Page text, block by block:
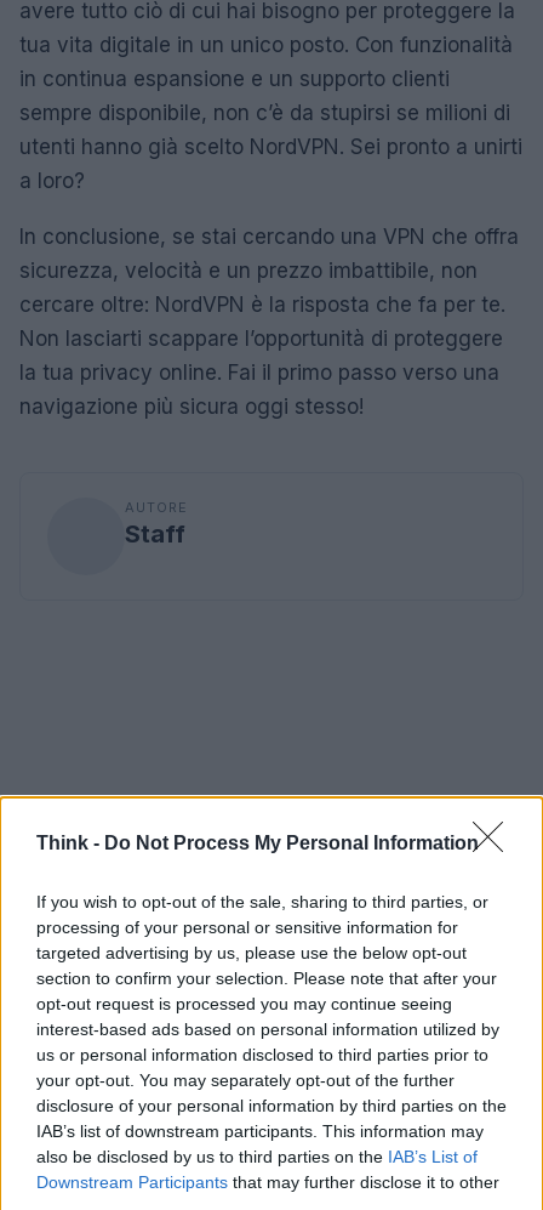
Think - Do Not Process My Personal Information
If you wish to opt-out of the sale, sharing to third parties, or
processing of your personal or sensitive information for
targeted advertising by us, please use the below opt-out
section to confirm your selection. Please note that after your
opt-out request is processed you may continue seeing
interest-based ads based on personal information utilized by
us or personal information disclosed to third parties prior to
your opt-out. You may separately opt-out of the further
disclosure of your personal information by third parties on the
IAB’s list of downstream participants. This information may
also be disclosed by us to third parties on the IAB’s List of
Downstream Participants that may further disclose it to other
avere tutto ciò di cui hai bisogno per proteggere la
tua vita digitale in un unico posto. Con funzionalità
in continua espansione e un supporto clienti
sempre disponibile, non c’è da stupirsi se milioni di
utenti hanno già scelto NordVPN. Sei pronto a unirti
a loro?
In conclusione, se stai cercando una VPN che offra
sicurezza, velocità e un prezzo imbattibile, non
cercare oltre: NordVPN è la risposta che fa per te.
Non lasciarti scappare l’opportunità di proteggere
la tua privacy online. Fai il primo passo verso una
navigazione più sicura oggi stesso!
AUTORE
Staff
Continua a leggere